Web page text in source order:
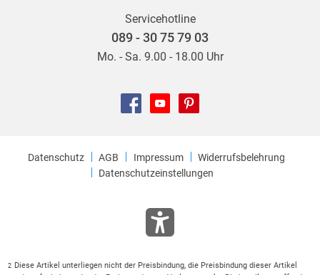
Servicehotline
089 - 30 75 79 03
Mo. - Sa. 9.00 - 18.00 Uhr
Datenschutz AGB Impressum
Widerrufsbelehrung
Datenschutzeinstellungen
2
Diese Artikel unterliegen nicht der Preisbindung, die Preisbindung dieser Artikel